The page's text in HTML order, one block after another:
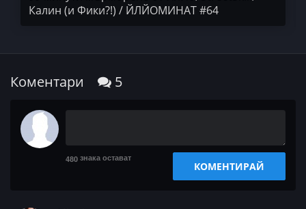
Калин (и Фики?!) / ЙЛЙОМИНАТ #64
Коментари 5
480 знака остават
КОМЕНТИРАЙ